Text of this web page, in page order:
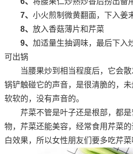
7、 小火煎制微黄翻面，下入姜
8、 放入香菇薄片和芹菜
9、 加适量生抽调味，最后下入
可出锅
当腰果炒到相当程度后，它会散
锅铲触碰它的声音，是很清脆的，
软软的，没有声音的。
芹菜不管是叶子还是根部，都
物，芹菜还能美容，经常食用芹菜
白效果，所以女性朋友们要多吃芹菜